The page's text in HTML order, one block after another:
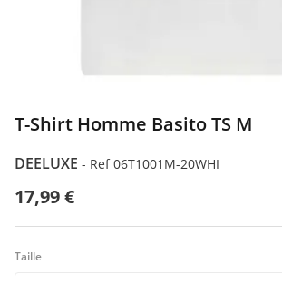
T-Shirt Homme Basito TS M
DEELUXE - Ref 06T1001M-20WHI
17,99 €
Taille